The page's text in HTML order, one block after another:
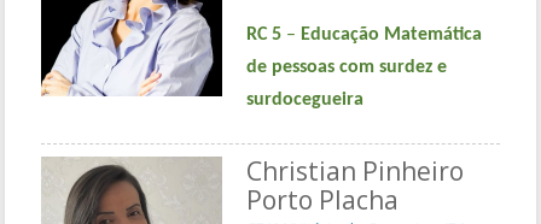
RC 5 – Educação Matemática
de pessoas com surdez e
surdocegueira
Christian Pinheiro
Porto Placha